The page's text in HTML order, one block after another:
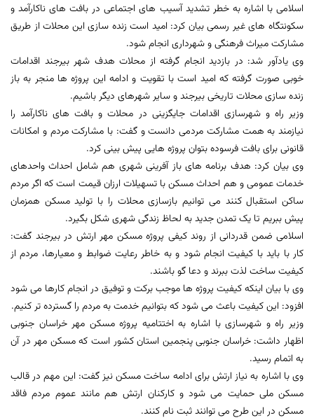
اسلامی با اشاره به خطر تشدید آسیب های اجتماعی در بافت های ناکارآمد و
سکونتگاه های غیر رسمی بیان کرد: امید است زنده سازی این محلات از طریق
مشارکت میراث فرهنگی و شهرداری انجام شود.
وی یادآور شد: در بازدید انجام گرفته از محلات هدف شهر بیرجند اقدامات
خوبی صورت گرفته که امید است با تقویت و ادامه این پروژه ها منجر به باز
زنده سازی محلات تاریخی بیرجند و سایر شهرهای دیگر باشیم.
وزیر راه و شهرسازی اقدامات جایگزینی در محلات و بافت های ناکارآمد را
نیازمند به همت مشارکت مردمی دانست و گفت: با مشارکت مردم و امکانات
قانونی برای بافت فرسوده بتوان پروژه هایی پیش بینی کرد.
وی بیان کرد: هدف برنامه های باز آفرینی شهری هم شامل احداث واحدهای
خدمات عمومی و هم احداث مسکن با تسهیلات ارزان قیمت است که اگر مردم
ساکن استقبال کنند می توانیم بازسازی محلات را با تولید مسکن همزمان
پیش ببریم تا یک تمدن جدید به لحاظ زندگی شهری شکل بگیرد.
اسلامی ضمن قدردانی از روند کیفی پروژه مسکن مهر ارتش در بیرجند گفت:
کار با باید با کیفیت انجام شود و به خاطر رعایت ضوابط و معیارها، مردم از
کیفیت ساخت لذت ببرند و دعا گو باشند.
وی با بیان اینکه کیفیت پروژه ها موجب برکت و توفیق در انجام کارها می شود
افزود: این کیفیت باعث می شود که بتوانیم خدمت به مردم را گسترده تر کنیم.
وزیر راه و شهرسازی با اشاره به اختتامیه پروژه مسکن مهر خراسان جنوبی
اظهار داشت: خراسان جنوبی پنجمین استان کشور است که مسکن مهر در آن
به اتمام رسید.
وی با اشاره به نیاز ارتش برای ادامه ساخت مسکن نیز گفت: این مهم در قالب
مسکن ملی حمایت می شود و کارکنان ارتش هم مانند عموم مردم فاقد
مسکن در این طرح می توانند ثبت نام کنند.